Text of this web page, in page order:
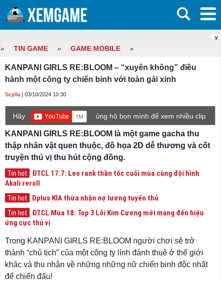
X
» TIN GAME » GAME MOBILE »
KANPANI GIRLS RE:BLOOM – “xuyên không” điều
hành một công ty chiến binh với toàn gái xinh
Scylla | 03/10/2024 10:30
Hãy
ủng hộ bọn mình để xem nhiều clip
KANPANI GIRLS RE:BLOOM là một game gacha thu
thập nhân vật quen thuộc, đồ họa 2D dễ thương và cốt
truyện thú vị thu hút cộng đồng.
Tin hot
ĐTCL 17.7: Leo rank thần tốc cuối mùa cùng đội hình
Akali reroll
Tin hot Dplus KIA thừa nhận nợ lương tuyển thủ
Tin hot
ĐTCL Mùa 18: Top 3 Lõi Kim Cương mới mang đến hiệu
ứng cực thú vị
Trong KANPANI GIRLS RE:BLOOM người chơi sẽ trở
thành “chủ tịch” của một công ty lính đánh thuê ở thế giới
khác và thu nhận về những những nữ chiến binh độc nhất
để chiến đấu!